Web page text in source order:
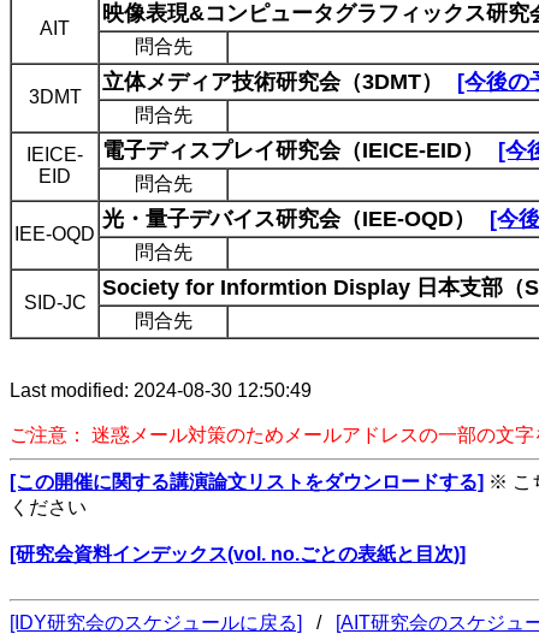
AIT
映像表現&コンピュータグラフィックス研究
問合先
3DMT
立体メディア技術研究会（3DMT） [今後の
問合先
IEICE-
EID
電子ディスプレイ研究会（IEICE-EID） [今
問合先
IEE-OQD
光・量子デバイス研究会（IEE-OQD） [今
問合先
SID-JC
Society for Informtion Display 日本支部（
問合先
Last modified: 2024-08-30 12:50:49
ご注意： 迷惑メール対策のためメールアドレスの一部の文
[この開催に関する講演論文リストをダウンロードする] ※ こ
ください
[研究会資料インデックス(vol. no.ごとの表紙と目次)]
[IDY研究会のスケジュールに戻る] /
[AIT研究会のスケジュ